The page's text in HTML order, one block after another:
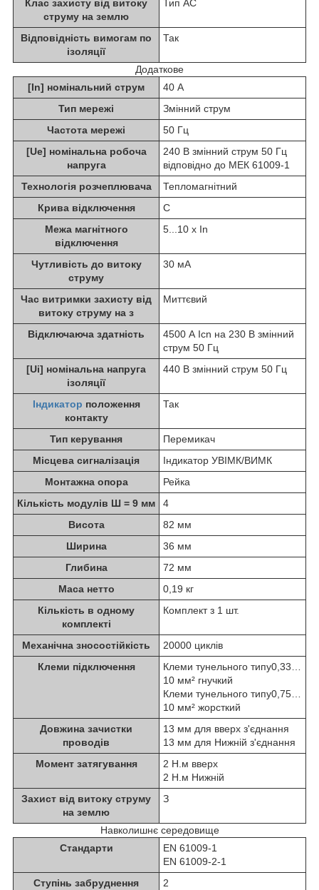
Клас захисту від витоку
струму на землю
Тип АС
Відповідність вимогам по
ізоляції
Так
Додаткове
[In] номінальний струм
40 А
Тип мережі
Змінний струм
Частота мережі
50 Гц
[Ue] номінальна робоча
напруга
240 В змінний струм 50 Гц
відповідно до МЕК 61009-1
Технологія розчеплювача
Тепломагнітний
Крива відключення
C
Межа магнітного
відключення
5...10 x In
Чутливість до витоку
струму
30 мА
Час витримки захисту від
витоку струму на з
Миттєвий
Відключаюча здатність
4500 А Icn на 230 В змінний
струм 50 Гц
[Ui] номінальна напруга
ізоляції
440 В змінний струм 50 Гц
Індикатор положення
контакту
Так
Тип керування
Перемикач
Місцева сигналізація
Iндикатор УВІМК/ВИМК
Монтажна опора
Рейка
Кількість модулів Ш = 9 мм
4
Висота
82 мм
Ширина
36 мм
Глибина
72 мм
Маса нетто
0,19 кг
Кількість в одному
комплекті
Комплект з 1 шт.
Механічна зносостійкість
20000 циклів
Клеми підключення
Клеми тунельного типу0,33…
10 мм² гнучкий
Клеми тунельного типу0,75…
10 мм² жорсткий
Довжина зачистки
проводів
13 мм для вверх з'єднання
13 мм для Нижній з'єднання
Момент затягування
2 Н.м вверх
2 Н.м Нижній
Захист від витоку струму
на землю
З
Навколишнє середовище
Стандарти
EN 61009-1
EN 61009-2-1
Ступінь забруднення
2